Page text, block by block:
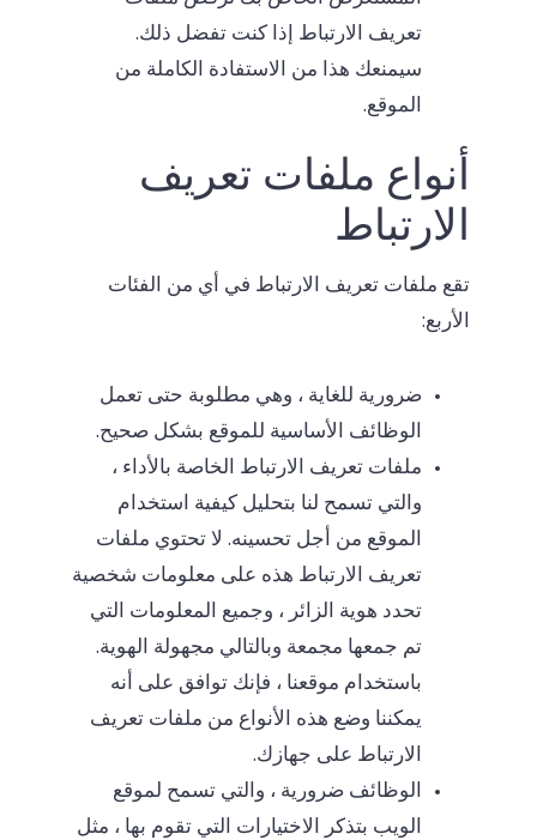
تعريف الارتباط إذا كنت تفضل ذلك.
سيمنعك هذا من الاستفادة الكاملة من
الموقع.
أنواع ملفات تعريف
الارتباط
تقع ملفات تعريف الارتباط في أي من الفئات
الأربع:
ضرورية للغاية ، وهي مطلوبة حتى تعمل
الوظائف الأساسية للموقع بشكل صحيح.
ملفات تعريف الارتباط الخاصة بالأداء ،
والتي تسمح لنا بتحليل كيفية استخدام
الموقع من أجل تحسينه. لا تحتوي ملفات
تعريف الارتباط هذه على معلومات شخصية
تحدد هوية الزائر ، وجميع المعلومات التي
تم جمعها مجمعة وبالتالي مجهولة الهوية.
باستخدام موقعنا ، فإنك توافق على أنه
يمكننا وضع هذه الأنواع من ملفات تعريف
الارتباط على جهازك.
الوظائف ضرورية ، والتي تسمح لموقع
الويب بتذكر الاختيارات التي تقوم بها ، مثل